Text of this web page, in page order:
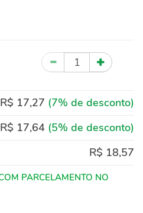
Quantidade
R$ 17,27 (7% de desconto)
R$ 17,64 (5% de desconto)
R$ 18,57